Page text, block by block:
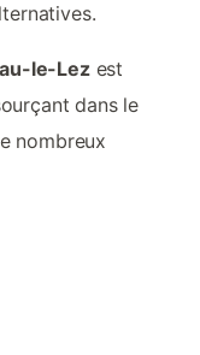
le-Lezest
dans le
nombreux